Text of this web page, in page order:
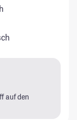
auf den